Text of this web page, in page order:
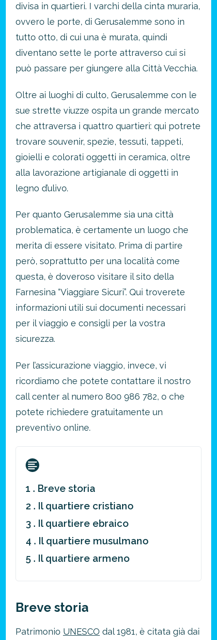
divisa in quartieri. I varchi della cinta muraria,
ovvero le porte, di Gerusalemme sono in
tutto otto, di cui una è murata, quindi
diventano sette le porte attraverso cui si
può passare per giungere alla Città Vecchia.
Oltre ai luoghi di culto, Gerusalemme con le
sue strette viuzze ospita un grande mercato
che attraversa i quattro quartieri: qui potrete
trovare souvenir, spezie, tessuti, tappeti,
gioielli e colorati oggetti in ceramica, oltre
alla lavorazione artigianale di oggetti in
legno d’ulivo.
Per quanto Gerusalemme sia una città
problematica, è certamente un luogo che
merita di essere visitato. Prima di partire
però, soprattutto per una località come
questa, è doveroso visitare il sito della
Farnesina “Viaggiare Sicuri”. Qui troverete
informazioni utili sui documenti necessari
per il viaggio e consigli per la vostra
sicurezza.
Per l’assicurazione viaggio, invece, vi
ricordiamo che potete contattare il nostro
call center al numero 800 986 782, o che
potete richiedere gratuitamente un
preventivo online.
1 . Breve storia
2 . Il quartiere cristiano
3 . Il quartiere ebraico
4 . Il quartiere musulmano
5 . Il quartiere armeno
Breve storia
Patrimonio UNESCO dal 1981, è citata già dai